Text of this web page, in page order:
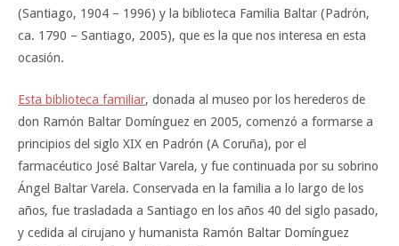
(Santiago, 1904 – 1996) y la biblioteca Familia Baltar (Padrón,
ca. 1790 – Santiago, 2005), que es la que nos interesa en esta
ocasión.
Esta biblioteca familiar, donada al museo por los herederos de
don Ramón Baltar Domínguez en 2005, comenzó a formarse a
principios del siglo XIX en Padrón (A Coruña), por el
farmacéutico José Baltar Varela, y fue continuada por su sobrino
Ángel Baltar Varela. Conservada en la familia a lo largo de los
años, fue trasladada a Santiago en los años 40 del siglo pasado,
y cedida al cirujano y humanista Ramón Baltar Domínguez